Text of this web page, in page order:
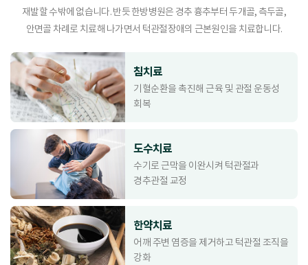
재발할 수밖에 없습니다. 반듯 한방병원은 경추 흉추부터 두개골, 측두골,
안면골 차례로 치료해 나가면서 턱관절장애의 근본원인을 치료합니다.
침치료
기혈순환을 촉진해 근육 및 관절 운동성
회복
도수치료
수기로 근막을 이완시켜 턱관절과
경추관절 교정
한약치료
어깨 주변 염증을 제거하고 턱관절 조직을
강화